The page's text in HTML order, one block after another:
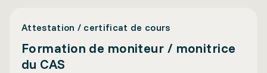
Attestation / certificat de cours
Formation de moniteur / monitrice
du CAS